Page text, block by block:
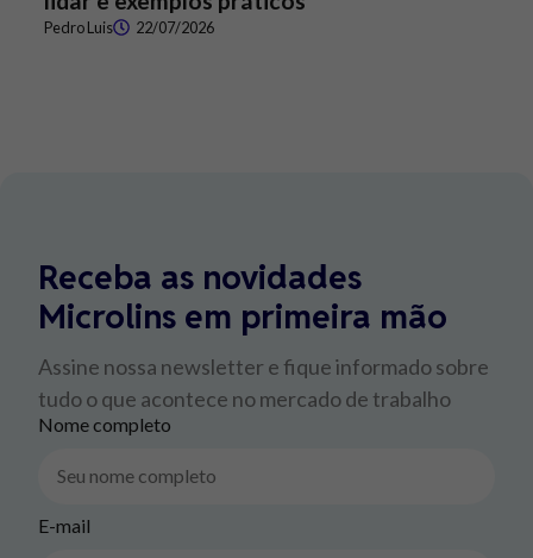
Pedro Luis 22/07/2026
Receba as novidades
Microlins em primeira mão
Assine nossa newsletter e fique informado sobre
tudo o que acontece no mercado de trabalho
Nome completo
E-mail